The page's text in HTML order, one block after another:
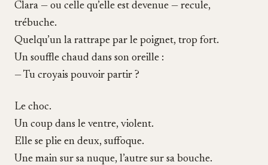
Clara — ou celle qu’elle est devenue — recule,
trébuche.
Quelqu’un la rattrape par le poignet, trop fort.
Un souffle chaud dans son oreille :
— Tu croyais pouvoir partir ?
Le choc.
Un coup dans le ventre, violent.
Elle se plie en deux, suffoque.
Une main sur sa nuque, l’autre sur sa bouche.